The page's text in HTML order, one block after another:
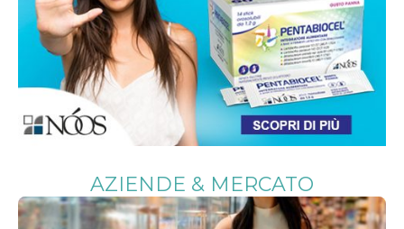
AZIENDE & MERCATO